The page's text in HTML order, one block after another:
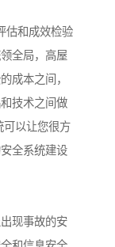
估和成效检验
全局，高屋
成本之间，
技术之间做
可以让您很方
全系统建设
现事故的安